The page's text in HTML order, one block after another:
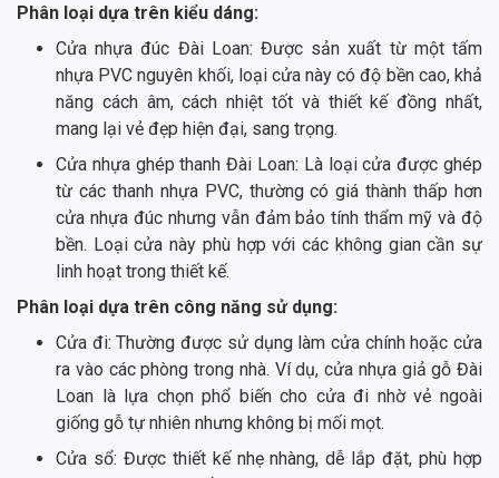
Phân loại dựa trên kiểu dáng:
Cửa nhựa đúc Đài Loan: Được sản xuất từ một tấm
nhựa PVC nguyên khối, loại cửa này có độ bền cao, khả
năng cách âm, cách nhiệt tốt và thiết kế đồng nhất,
mang lại vẻ đẹp hiện đại, sang trọng.
Cửa nhựa ghép thanh Đài Loan: Là loại cửa được ghép
từ các thanh nhựa PVC, thường có giá thành thấp hơn
cửa nhựa đúc nhưng vẫn đảm bảo tính thẩm mỹ và độ
bền. Loại cửa này phù hợp với các không gian cần sự
linh hoạt trong thiết kế.
Phân loại dựa trên công năng sử dụng:
Cửa đi: Thường được sử dụng làm cửa chính hoặc cửa
ra vào các phòng trong nhà. Ví dụ, cửa nhựa giả gỗ Đài
Loan là lựa chọn phổ biến cho cửa đi nhờ vẻ ngoài
giống gỗ tự nhiên nhưng không bị mối mọt.
Cửa sổ: Được thiết kế nhẹ nhàng, dễ lắp đặt, phù hợp